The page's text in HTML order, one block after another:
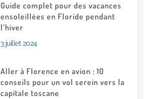
Guide complet pour des vacances
ensoleillées en Floride pendant
l’hiver
3 juillet 2024
Aller à Florence en avion : 10
conseils pour un vol serein vers la
capitale toscane